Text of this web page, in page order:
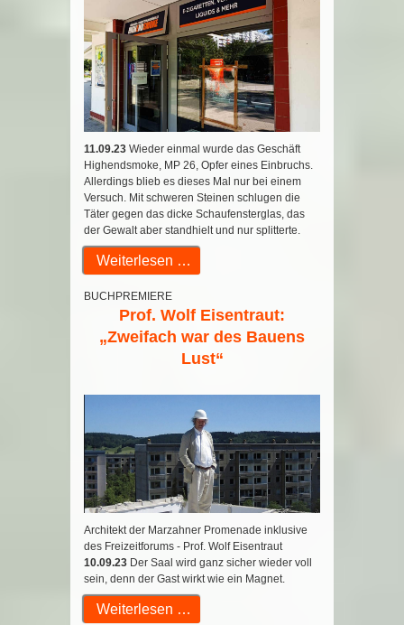
11.09.23 Wieder einmal wurde das Geschäft
Highendsmoke, MP 26, Opfer eines Einbruchs.
Allerdings blieb es dieses Mal nur bei einem
Versuch. Mit schweren Steinen schlugen die
Täter gegen das dicke Schaufensterglas, das
der Gewalt aber standhielt und nur splitterte.
Weiterlesen …
BUCHPREMIERE
Prof. Wolf Eisentraut:
„Zweifach war des Bauens
Lust“
Architekt der Marzahner Promenade inklusive
des Freizeitforums - Prof. Wolf Eisentraut
10.09.23 Der Saal wird ganz sicher wieder voll
sein, denn der Gast wirkt wie ein Magnet.
Weiterlesen …